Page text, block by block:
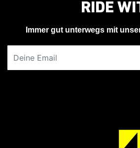
RIDE
Immer gut unterwegs mit